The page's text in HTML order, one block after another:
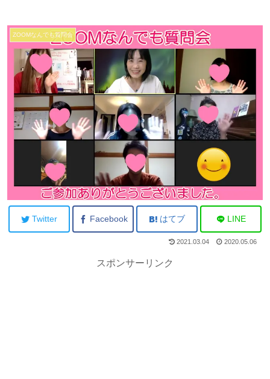
ZOOMなんでも質問会
Twitter Facebook はてブ LINE
2021.03.04 2020.05.06
スポンサーリンク